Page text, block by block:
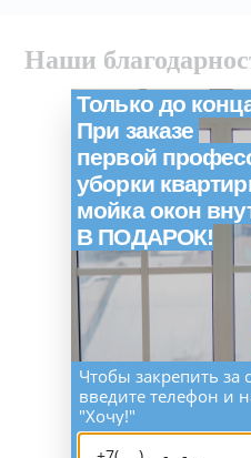
Наши
Только до
При заказе
первой
уборки
мойка окон
В ПОДАРОК!
Чтобы закрепить за
введите телефон и
"Хочу!"